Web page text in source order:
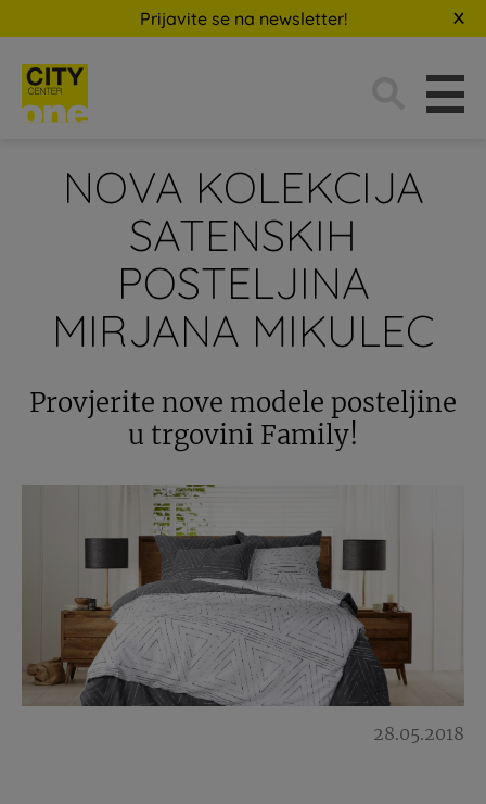
Prijavite se na newsletter!
NOVA KOLEKCIJA
SATENSKIH
POSTELJINA
MIRJANA MIKULEC
Provjerite nove modele posteljine
u trgovini Family!
28.05.2018